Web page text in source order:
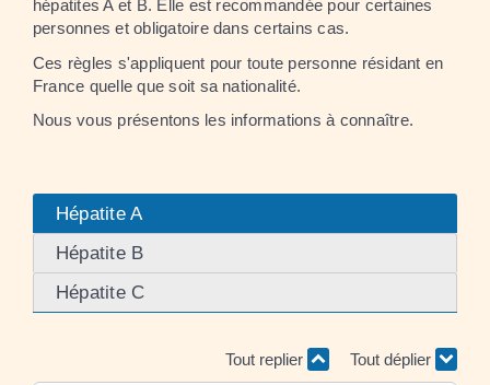
hépatites A et B. Elle est recommandée pour certaines
personnes et obligatoire dans certains cas.
Ces règles s'appliquent pour toute personne résidant en
France quelle que soit sa nationalité.
Nous vous présentons les informations à connaître.
Hépatite A
Hépatite B
Hépatite C
Tout replier Tout déplier